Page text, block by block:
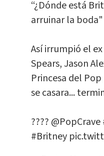
“¿Dónde está
arruinar la boda"
Así irrumpió el
Spears, Jason
Princesa del
se casara...
???? @PopCrave
#Britney